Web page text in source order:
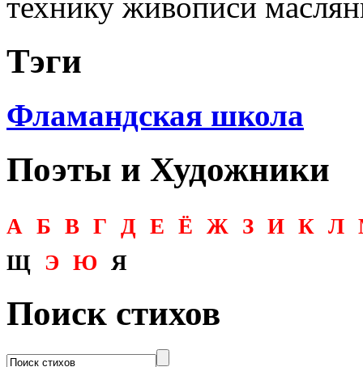
Тэги
Фламандская школа
Поэты и Художники
А Б В Г Д Е Ё Ж З И К Л
Щ Э Ю Я
Поиск стихов